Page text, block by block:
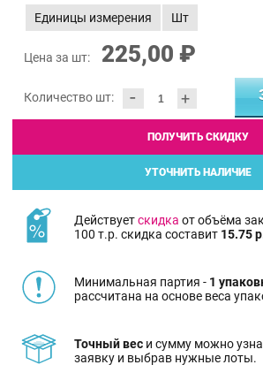
Единицы измерения Шт
Цена за шт: 225,00 ₽
Количество шт: - +
ПОЛУЧИТЬ СКИДКУ
УТОЧНИТЬ НАЛИЧИЕ
Действуетскидка от объёма
100 т.р. скидка составит 15.75
Минимальная партия - 1
рассчитана на основе веса
Точный вес и сумму можно
заявку и выбрав нужные лоты.